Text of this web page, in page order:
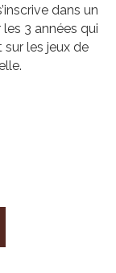
dans un
3 années qui
les jeux de